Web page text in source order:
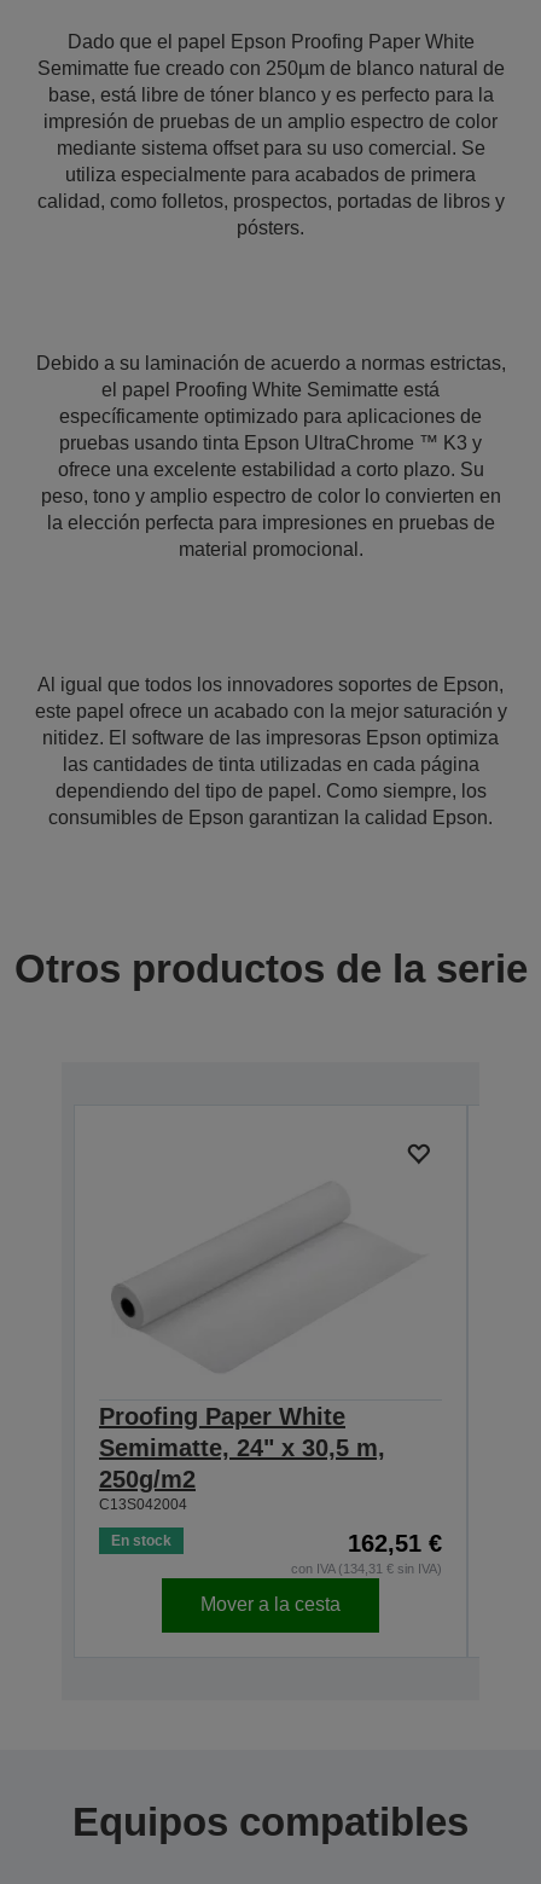
Dado que el papel Epson Proofing Paper White
Semimatte fue creado con 250µm de blanco natural de
base, está libre de tóner blanco y es perfecto para la
impresión de pruebas de un amplio espectro de color
mediante sistema offset para su uso comercial. Se
utiliza especialmente para acabados de primera
calidad, como folletos, prospectos, portadas de libros y
pósters.
Debido a su laminación de acuerdo a normas estrictas,
el papel Proofing White Semimatte está
específicamente optimizado para aplicaciones de
pruebas usando tinta Epson UltraChrome ™ K3 y
ofrece una excelente estabilidad a corto plazo. Su
peso, tono y amplio espectro de color lo convierten en
la elección perfecta para impresiones en pruebas de
material promocional.
Al igual que todos los innovadores soportes de Epson,
este papel ofrece un acabado con la mejor saturación y
nitidez. El software de las impresoras Epson optimiza
las cantidades de tinta utilizadas en cada página
dependiendo del tipo de papel. Como siempre, los
consumibles de Epson garantizan la calidad Epson.
Otros productos de la serie
Proofing Paper White
Semimatte, 24" x 30,5 m,
250g/m2
C13S042004
En stock 162,51 €
con IVA (134,31 € sin IVA)
Mover a la cesta
Equipos compatibles